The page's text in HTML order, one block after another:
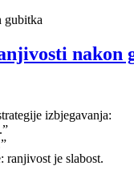
nakon
izbjegavanja:
ranjivost je slabost.